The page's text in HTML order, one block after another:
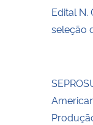
Edital
seleção